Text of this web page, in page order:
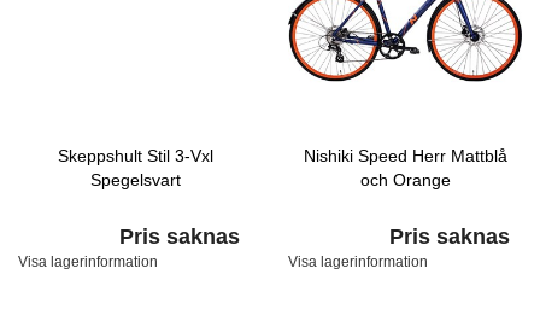
Skeppshult Stil 3-Vxl
Spegelsvart
Pris saknas
Visa lagerinformation
Nishiki Speed Herr Mattblå
och Orange
Pris saknas
Visa lagerinformation